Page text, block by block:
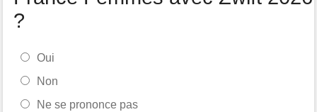
?
Oui
Non
Ne se prononce pas